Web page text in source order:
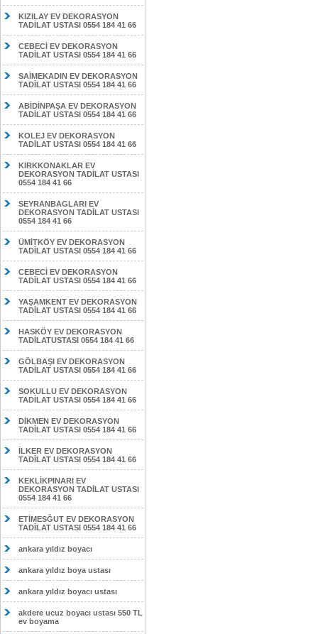
KIZILAY EV DEKORASYON
TADİLAT USTASI 0554 184 41 66
CEBECİ EV DEKORASYON
TADİLAT USTASI 0554 184 41 66
SAİMEKADIN EV DEKORASYON
TADİLAT USTASI 0554 184 41 66
ABİDİNPAŞA EV DEKORASYON
TADİLAT USTASI 0554 184 41 66
KOLEJ EV DEKORASYON
TADİLAT USTASI 0554 184 41 66
KIRKKONAKLAR EV
DEKORASYON TADİLAT USTASI
0554 184 41 66
SEYRANBAGLARI EV
DEKORASYON TADİLAT USTASI
0554 184 41 66
ÜMİTKÖY EV DEKORASYON
TADİLAT USTASI 0554 184 41 66
CEBECİ EV DEKORASYON
TADİLAT USTASI 0554 184 41 66
YAŞAMKENT EV DEKORASYON
TADİLAT USTASI 0554 184 41 66
HASKÖY EV DEKORASYON
TADİLATUSTASI 0554 184 41 66
GÖLBAŞI EV DEKORASYON
TADİLAT USTASI 0554 184 41 66
SOKULLU EV DEKORASYON
TADİLAT USTASI 0554 184 41 66
DİKMEN EV DEKORASYON
TADİLAT USTASI 0554 184 41 66
İLKER EV DEKORASYON
TADİLAT USTASI 0554 184 41 66
KEKLİKPINARI EV
DEKORASYON TADİLAT USTASI
0554 184 41 66
ETİMESĞUT EV DEKORASYON
TADİLAT USTASI 0554 184 41 66
ankara yıldız boyacı
ankara yıldız boya ustası
ankara yıldız boyacı ustası
akdere ucuz boyacı ustası 550 TL
ev boyama